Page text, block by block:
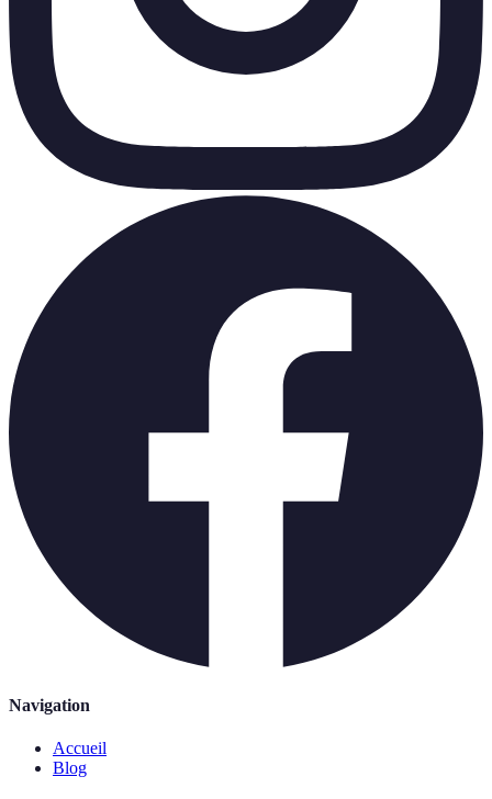
Navigation
Accueil
Blog